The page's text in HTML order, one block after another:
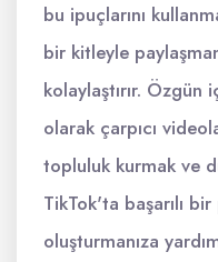
bu ipuçlarını
bir kitleyle
kolaylaştırır.
olarak çarpıcı
topluluk kurmak ve
TikTok'ta başarılı
oluşturmanıza